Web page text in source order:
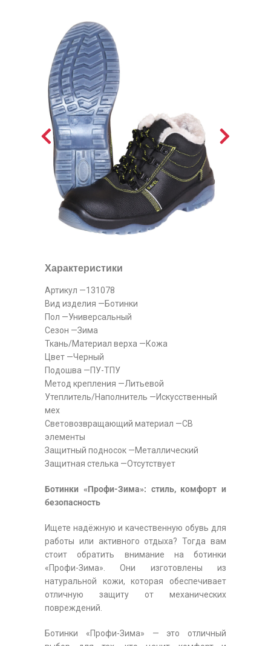
Характеристики
Артикул —131078
Вид изделия —Ботинки
Пол —Универсальный
Сезон —Зима
Ткань/Материал верха —Кожа
Цвет —Черный
Подошва —ПУ-ТПУ
Метод крепления —Литьевой
Утеплитель/Наполнитель —Искусственный
мех
Световозвращающий материал —СВ
элементы
Защитный подносок —Металлический
Защитная стелька —Отсутствует
Ботинки «Профи-Зима»: стиль, комфорт и
безопасность
Ищете надёжную и качественную обувь для
работы или активного отдыха? Тогда вам
стоит обратить внимание на ботинки
«Профи-Зима». Они изготовлены из
натуральной кожи, которая обеспечивает
отличную защиту от механических
повреждений.
Ботинки «Профи-Зима» — это отличный